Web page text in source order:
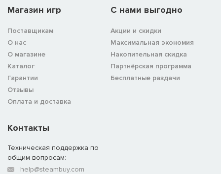
Магазин игр
Поставщикам
О нас
О магазине
Каталог
Гарантии
Отзывы
Оплата и доставка
C нами выгодно
Акции и скидки
Максимальная экономия
Накопительная скидка
Партнёрская программа
Бесплатные раздачи
Контакты
Техническая поддержка по
общим вопросам:
help@steambuy.com